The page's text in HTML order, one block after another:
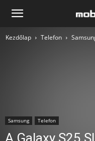
Mobilissimo.hu
Kezdőlap Telefon
Samsung Telefon
A Galaxy S25